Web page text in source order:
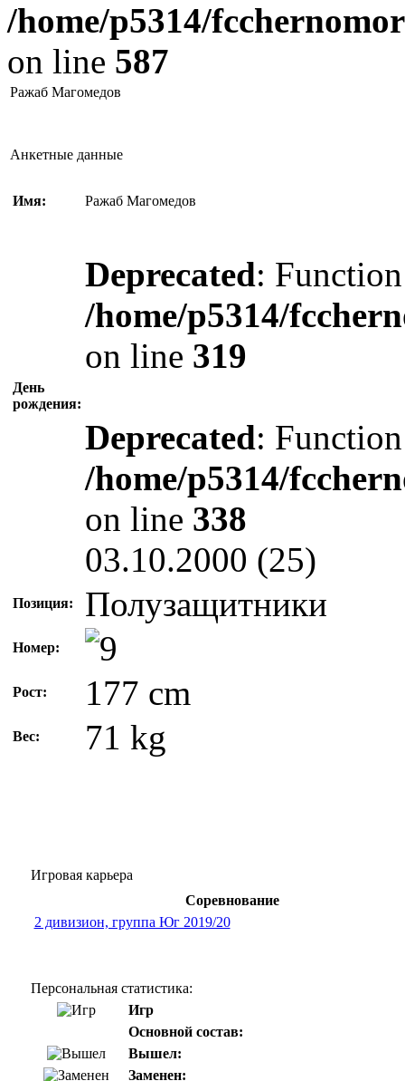
/home/p5314/
on line 587
Ражаб Магомедов
Анкетные данные
Имя: Ражаб Магомедов
День
рождения:
Deprecated:
/home/p5314/
on line 319
Deprecated:
/home/p5314/
on line 338
03.10.2000 (25)
Позиция: Полузащитники
Номер:
Рост: 177 cm
Вес: 71 kg
Игровая карьера
Соревнование
2 дивизион, группа Юг 2019/20
Персональная статистика:
Игр
Основной состав:
Вышел:
Заменен: